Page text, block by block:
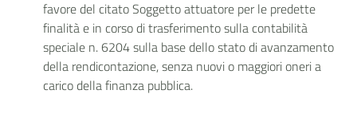
favore del citato Soggetto attuatore per le predette
finalità e in corso di trasferimento sulla contabilità
speciale n. 6204 sulla base dello stato di avanzamento
della rendicontazione, senza nuovi o maggiori oneri a
carico della finanza pubblica.